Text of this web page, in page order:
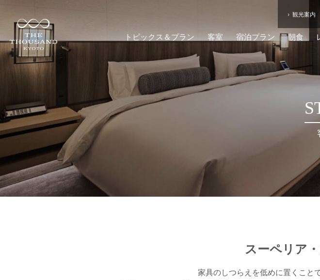
観光案内
トピックス＆プラン 客室 宿泊プラン 朝食
スーペリア
家具のしつらえを低めに置くこと